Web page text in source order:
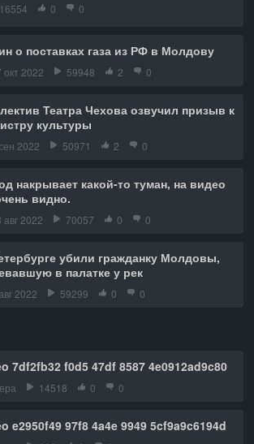
16554 0 0
о поставках газа из РФ в Молдову
окт 2022 59948 2 0
Театра Чехова озвучил призыв к
культуры
2022 50971 2 0
накрывает какой-то туман, на видео
видно.
авг 2022 70057 0 0
убили гражданку Молдовы,
в палатке у рек
2022 59299 0 0
7df2fb32 f0d5 47df 8587 4e0912ad9c80
14518 0 0
e2950f49 97f8 4a4e 9949 5cf9a9c6194d